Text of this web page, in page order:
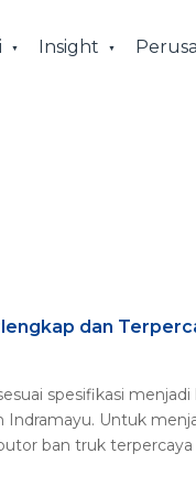
Insight
dan
spesifikasi
Indramayu. Untuk
ban truk